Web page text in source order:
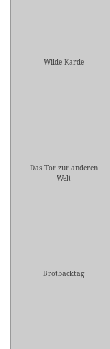
Wilde Karde
Das Tor zur anderen
Welt
Brotbacktag